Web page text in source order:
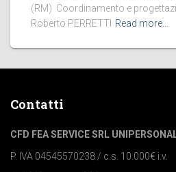
(RM) Coordinamento e
Roberto PERRETTI Read more…
Contatti
CFD FEA SERVICE SRL
P. IVA 04545570238 / c.s. 10.000€ i.v.